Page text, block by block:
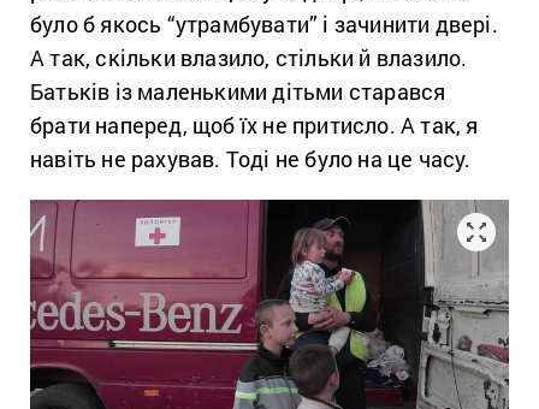
було б якось “утрамбувати” і зачинити двері.
А так, скільки влазило, стільки й влазило.
Батьків із маленькими дітьми старався
брати наперед, щоб їх не притисло. А так, я
навіть не рахував. Тоді не було на це часу.